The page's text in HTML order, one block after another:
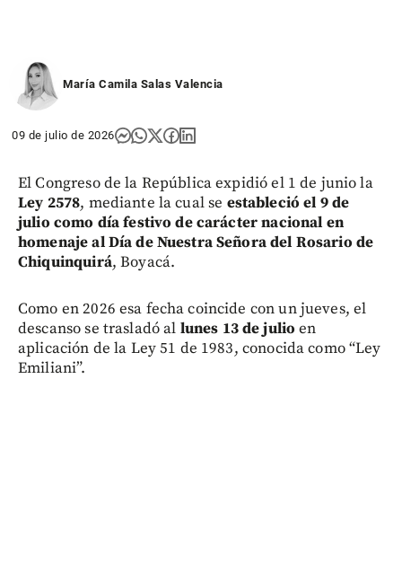
María Camila Salas Valencia
09 de julio de 2026
El Congreso de la República expidió el 1 de junio la
Ley 2578, mediante la cual se estableció el 9 de
julio como día festivo de carácter nacional en
homenaje al Día de Nuestra Señora del Rosario de
Chiquinquirá, Boyacá.
Como en 2026 esa fecha coincide con un jueves, el
descanso se trasladó al lunes 13 de julioen
aplicación de la Ley 51 de 1983, conocida como “Ley
Emiliani”.